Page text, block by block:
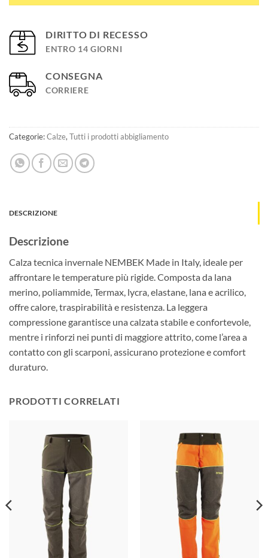
DIRITTO DI RECESSO
ENTRO 14 GIORNI
CONSEGNA
CORRIERE
Categorie:Calze, Tutti i prodotti abbigliamento
DESCRIZIONE
Descrizione
Calza tecnica invernale NEMBEK Made in Italy, ideale per
affrontare le temperature più rigide. Composta da lana
merino, poliammide, Termax, lycra, elastane, lana e acrilico,
offre calore, traspirabilità e resistenza. La leggera
compressione garantisce una calzata stabile e confortevole,
mentre i rinforzi nei punti di maggiore attrito, come l’area a
contatto con gli scarponi, assicurano protezione e comfort
duraturo.
PRODOTTI CORRELATI